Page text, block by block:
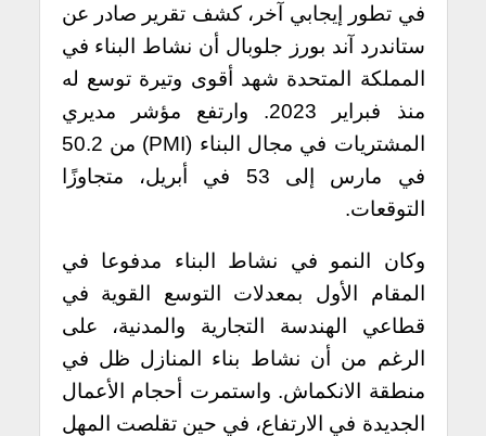
في تطور إيجابي آخر، كشف تقرير صادر عن
ستاندرد آند بورز جلوبال أن نشاط البناء في
المملكة المتحدة شهد أقوى وتيرة توسع له
منذ فبراير 2023. وارتفع مؤشر مديري
المشتريات في مجال البناء (PMI) من 50.2
في مارس إلى 53 في أبريل، متجاوزًا
التوقعات.
وكان النمو في نشاط البناء مدفوعا في
المقام الأول بمعدلات التوسع القوية في
قطاعي الهندسة التجارية والمدنية، على
الرغم من أن نشاط بناء المنازل ظل في
منطقة الانكماش. واستمرت أحجام الأعمال
الجديدة في الارتفاع، في حين تقلصت المهل